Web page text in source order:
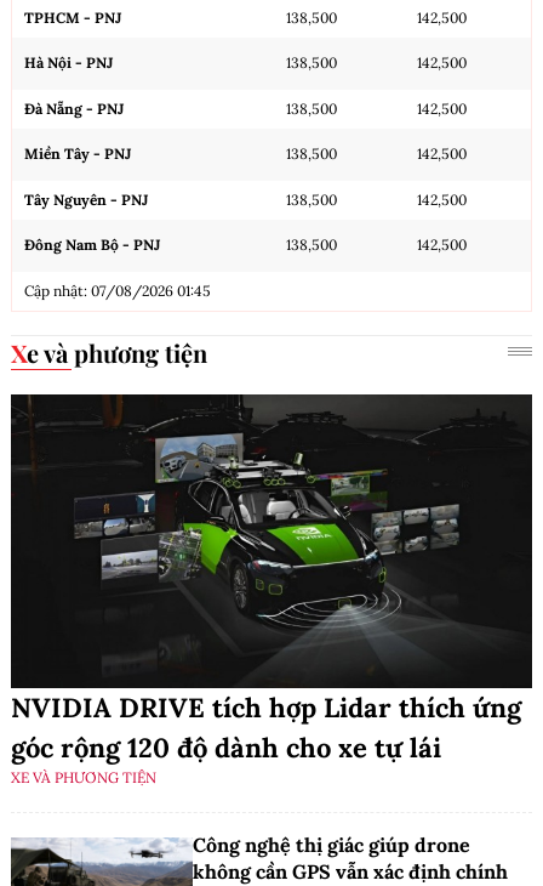
TPHCM - PNJ 138,500 142,500
Hà Nội - PNJ 138,500 142,500
Đà Nẵng - PNJ 138,500 142,500
Miền Tây - PNJ 138,500 142,500
Tây Nguyên - PNJ 138,500 142,500
Đông Nam Bộ - PNJ 138,500 142,500
Cập nhật: 07/08/2026 01:45
Xe và phương tiện
NVIDIA DRIVE tích hợp Lidar thích ứng
góc rộng 120 độ dành cho xe tự lái
XE VÀ PHƯƠNG TIỆN
Công nghệ thị giác giúp drone
không cần GPS vẫn xác định chính